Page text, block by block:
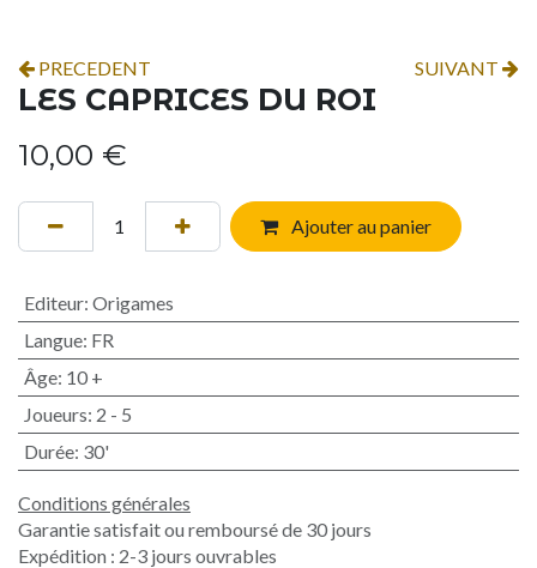
PRECEDENT SUIVANT
LES CAPRICES DU ROI
10,00 €
Ajouter au panier
Editeur: Origames
Langue: FR
Âge: 10 +
Joueurs: 2 - 5
Durée: 30'
Conditions générales
Garantie satisfait ou remboursé de 30 jours
Expédition : 2-3 jours ouvrables